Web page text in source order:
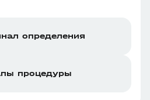
определения
процедуры